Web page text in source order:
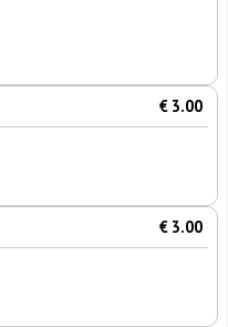
€ 3.00
€ 3.00